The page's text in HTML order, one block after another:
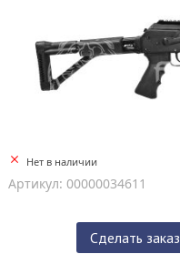
Нет в наличии
Артикул: 00000034611
Сделать заказ